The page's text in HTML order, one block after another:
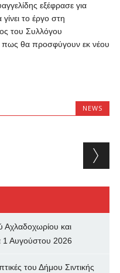
εξέφρασε για
το έργο στη
του Συλλόγου
πως θα προσφύγουν εκ νέου
NEWS
Αχλαδοχωρίου και
1 Αυγούστου 2026
του Δήμου Σιντικής